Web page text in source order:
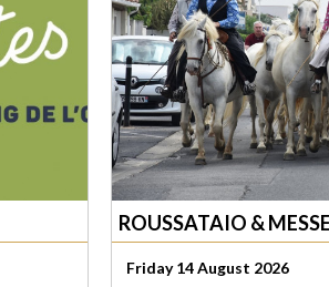
ROUSSATAIO &
Friday 14 August 2026